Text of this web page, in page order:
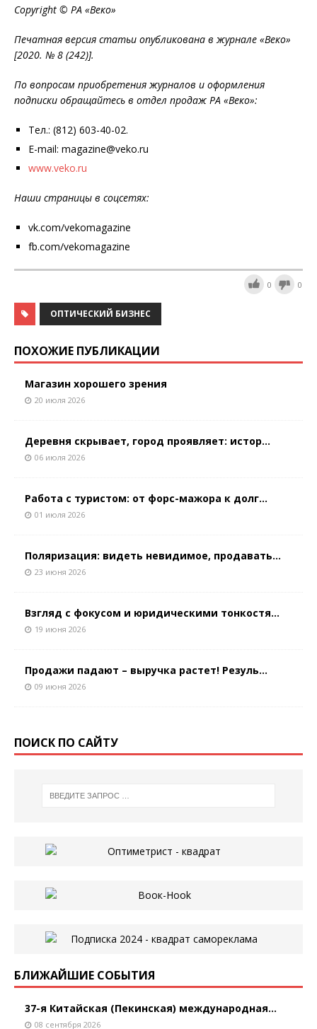
Copyright © РА «Веко»
Печатная версия статьи опубликована в журнале «Веко»
[2020. № 8 (242)].
По вопросам приобретения журналов и оформления
подписки обращайтесь в отдел продаж РА «Веко»:
Тел.: (812) 603-40-02.
E-mail: magazine@veko.ru
www.veko.ru
Наши страницы в соцсетях:
vk.com/vekomagazine
fb.com/vekomagazine
0 0
ОПТИЧЕСКИЙ БИЗНЕС
ПОХОЖИЕ ПУБЛИКАЦИИ
Магазин хорошего зрения
20 июля 2026
Деревня скрывает, город проявляет: истор...
06 июля 2026
Работа с туристом: от форс-мажора к долг...
01 июля 2026
Поляризация: видеть невидимое, продавать...
23 июня 2026
Взгляд с фокусом и юридическими тонкостя...
19 июня 2026
Продажи падают – выручка растет! Резуль...
09 июня 2026
ПОИСК ПО САЙТУ
БЛИЖАЙШИЕ СОБЫТИЯ
37-я Китайская (Пекинская) международная...
08 сентября 2026